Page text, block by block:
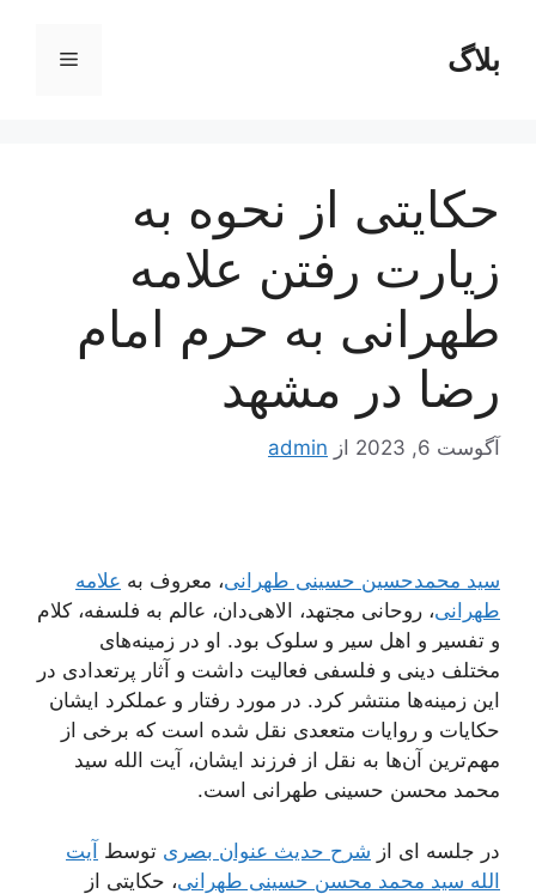
محتوابلاگ فهرست
حکایتی از نحوه به
زیارت رفتن علامه
طهرانی به حرم امام
رضا در مشهد
آگوست 6, 2023 از admin
سید محمدحسین حسینی طهرانی، معروف به علامه
طهرانی، روحانی مجتهد، الاهی‌دان، عالم به فلسفه، کلام
و تفسیر و اهل سیر و سلوک بود. او در زمینه‌های
مختلف دینی و فلسفی فعالیت داشت و آثار پرتعدادی در
این زمینه‌ها منتشر کرد. در مورد رفتار و عملکرد ایشان
حکایات و روایات متععدی نقل شده است که برخی از
مهم‌ترین آن‌ها به نقل از فرزند ایشان، آیت الله سید
محمد محسن حسینی طهرانی است.
در جلسه ای از شرح حدیث عنوان بصری توسط آیت
الله سید محمد محسن حسینی طهرانی، حکایتی از